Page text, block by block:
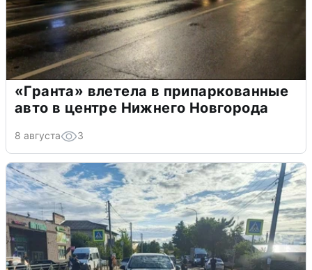
«Гранта» влетела в припаркованные
авто в центре Нижнего Новгорода
8 августа 3